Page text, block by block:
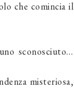
che comincia il
sconosciuto…
misteriosa,